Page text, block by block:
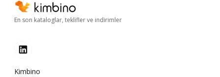
En son kataloglar, teklifler ve indirimler
Kimbino